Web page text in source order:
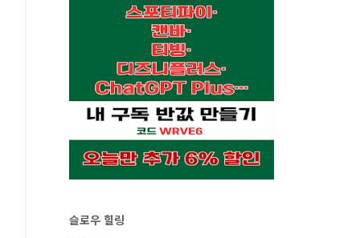
슬로우 힐링